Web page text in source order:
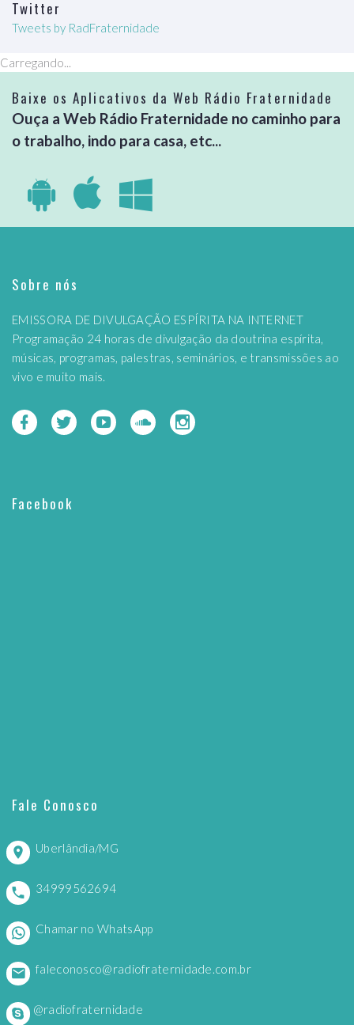
Twitter
Tweets by RadFraternidade
Carregando...
Baixe os Aplicativos da Web Rádio Fraternidade
Ouça a Web Rádio Fraternidade no caminho para
o trabalho, indo para casa, etc...
Sobre nós
EMISSORA DE DIVULGAÇÃO ESPÍRITA NA INTERNET
Programação 24 horas de divulgação da doutrina espírita,
músicas, programas, palestras, seminários, e transmissões ao
vivo e muito mais.
Facebook
Fale Conosco
Uberlândia/MG
34999562694
Chamar no WhatsApp
faleconosco@radiofraternidade.com.br
@radiofraternidade